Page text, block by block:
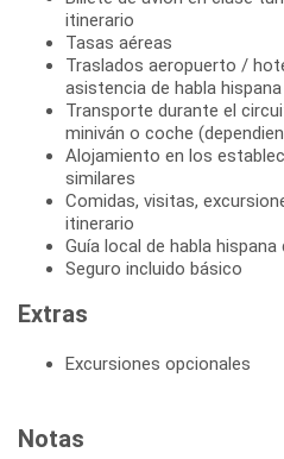
itinerario
Tasas aéreas
Traslados aeropuerto /
asistencia de habla hispana
Transporte durante el
miniván o coche
Alojamiento en los
similares
Comidas, visitas,
itinerario
Guía local de habla
Seguro incluido básico
Extras
Excursiones opcionales
Notas